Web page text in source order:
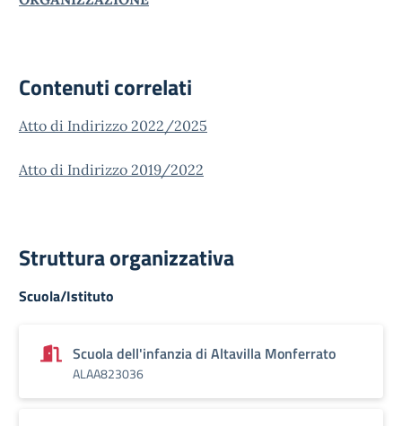
Contenuti correlati
Atto di Indirizzo 2022/2025
Atto di Indirizzo 2019/2022
Struttura organizzativa
Scuola/Istituto
Scuola dell'infanzia di Altavilla Monferrato
ALAA823036